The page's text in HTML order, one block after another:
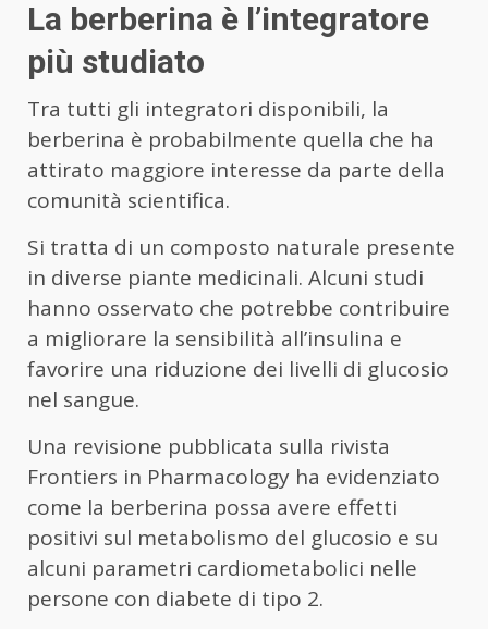
La berberina è l’integratore
più studiato
Tra tutti gli integratori disponibili, la
berberina è probabilmente quella che ha
attirato maggiore interesse da parte della
comunità scientifica.
Si tratta di un composto naturale presente
in diverse piante medicinali. Alcuni studi
hanno osservato che potrebbe contribuire
a migliorare la sensibilità all’insulina e
favorire una riduzione dei livelli di glucosio
nel sangue.
Una revisione pubblicata sulla rivista
Frontiers in Pharmacology ha evidenziato
come la berberina possa avere effetti
positivi sul metabolismo del glucosio e su
alcuni parametri cardiometabolici nelle
persone con diabete di tipo 2.